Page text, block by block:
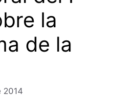
la
de la
2014